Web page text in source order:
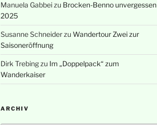
Manuela Gabbeizu Brocken-Benno unvergessen
2025
Susanne Schneiderzu Wandertour Zwei zur
Saisoneröffnung
Dirk Trebingzu Im „Doppelpack“ zum
Wanderkaiser
ARCHIV